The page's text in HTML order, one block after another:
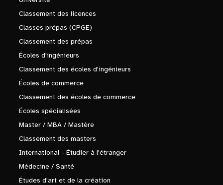
Classement des licences
Classes prépas (CPGE)
Classement des prépas
Écoles d'ingénieurs
Classement des écoles d'ingénieurs
Écoles de commerce
Classement des écoles de commerce
Écoles spécialisées
Master / MBA / Mastère
Classement des masters
International - Étudier à l'étranger
Médecine / Santé
Études d'art et de la création